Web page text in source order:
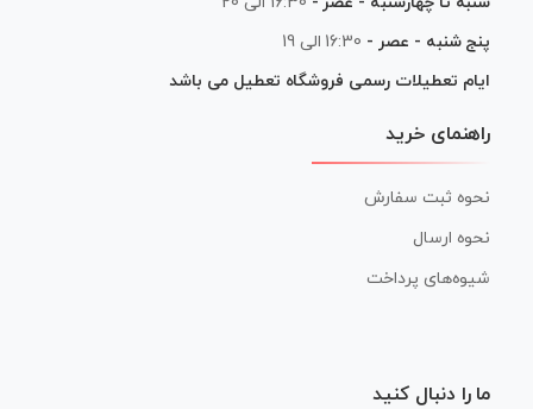
پنج شنبه - عصر - 16:30 الی 19
ایام تعطیلات رسمی فروشگاه تعطیل می باشد
راهنمای خرید
نحوه ثبت سفارش
نحوه ارسال
شیوه‌های پرداخت
ما را دنبال کنید